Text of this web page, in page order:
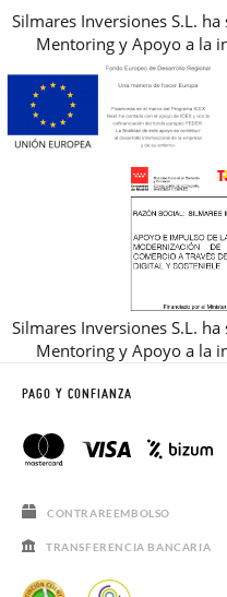
Silmares Inversiones S.L.
Mentoring y Apoyo a la
Silmares Inversiones S.L.
Mentoring y Apoyo a la
PAGO Y CONFIANZA
CONTRAREEMBOLSO
TRANSFERENCIA BANCARIA